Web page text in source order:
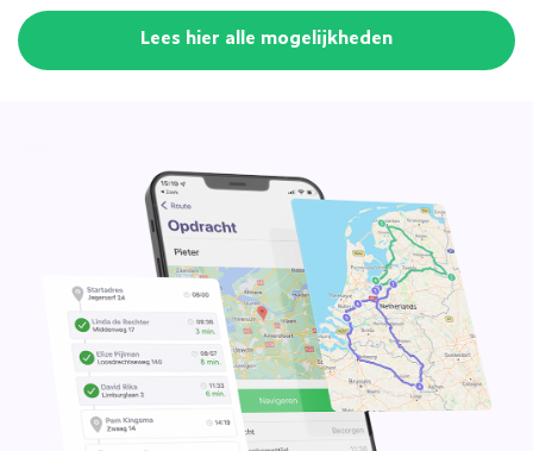
Lees hier alle mogelijkheden